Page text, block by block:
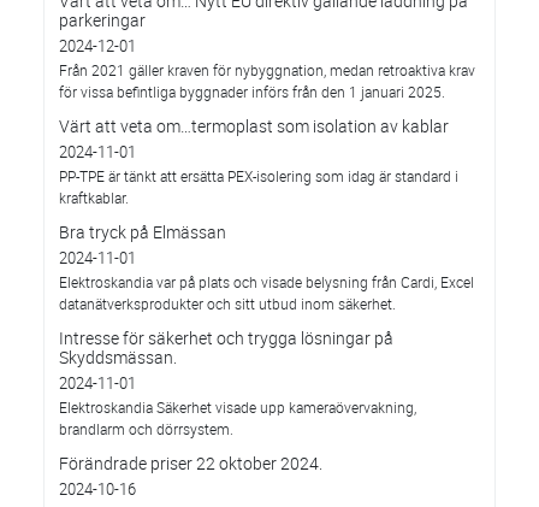
parkeringar
2024-12-01
Från 2021 gäller kraven för nybyggnation, medan retroaktiva krav
för vissa befintliga byggnader införs från den 1 januari 2025.
Värt att veta om…termoplast som isolation av kablar
2024-11-01
PP-TPE är tänkt att ersätta PEX-isolering som idag är standard i
kraftkablar.
Bra tryck på Elmässan
2024-11-01
Elektroskandia var på plats och visade belysning från Cardi, Excel
datanätverksprodukter och sitt utbud inom säkerhet.
Intresse för säkerhet och trygga lösningar på
Skyddsmässan.
2024-11-01
Elektroskandia Säkerhet visade upp kameraövervakning,
brandlarm och dörrsystem.
Förändrade priser 22 oktober 2024.
2024-10-16